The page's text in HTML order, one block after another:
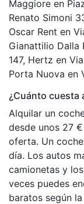
Maggiore en
Renato Simoni
Oscar Rent en
Gianattilio Dalla
147, Hertz en
Porta Nuova en
¿Cuánto cuesta
Alquilar un
desde unos 27
oferta. Un
día. Los autos
camionetas y
veces puedes
baratos según